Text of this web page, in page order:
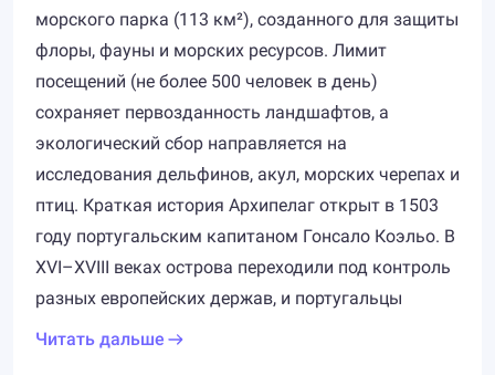
морского парка (113 км²), созданного для защиты
флоры, фауны и морских ресурсов. Лимит
посещений (не более 500 человек в день)
сохраняет первозданность ландшафтов, а
экологический сбор направляется на
исследования дельфинов, акул, морских черепах и
птиц. Краткая история Архипелаг открыт в 1503
году португальским капитаном Гонсало Коэльо. В
XVI–XVIII веках острова переходили под контроль
разных европейских держав, и португальцы
Читать дальше